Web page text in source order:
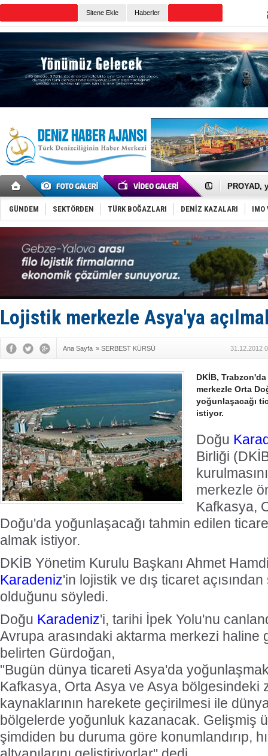
Sitene Ekle Haberler
İTU AUV,
LNG
PROYAD,
Türkiye-
Türk
Deniz
DÖDER,
Fairline,
Baltık
Runit
Limana
Türk
Hüseyin
Med
GÜNDEM SEKTÖRDEN TÜRK BOĞAZLARI DENİZ KAZALARI IMO
Lojistik merkezle Asya'ya
Ana Sayfa » SERBEST KÜRSÜ 31.12.2012
DKİB,
merkezle Orta
yoğunlaşacağı
istiyor.
Doğu
Birliği
merkezle
Kafkasya,
Doğu'da yoğunlaşacağı tahmin edilen
almak istiyor.
DKİB Yönetim Kurulu Başkanı Ahmet
Karadeniz'in lojistik ve dış ticaret
olduğunu söyledi.
Doğu Karadeniz'i, tarihi İpek Yolu'nu
Avrupa arasındaki aktarma merkezi haline
belirten Gürdoğan,
"Bugün dünya ticareti Asya'da
Kafkasya, Orta Asya ve Asya bölgesindeki
kaynaklarının harekete geçirilmesi ile
bölgelerde yoğunluk kazanacak. Gelişmiş
şimdiden bu duruma göre konumlandırıp,